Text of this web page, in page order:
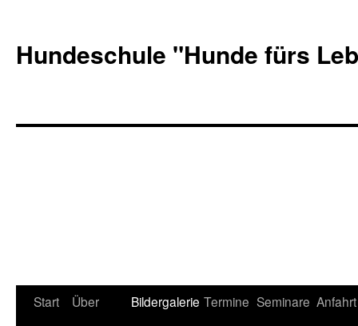
Hundeschule "Hunde fürs
Start
Über
Bildergalerie Termine Seminare Anfahrt